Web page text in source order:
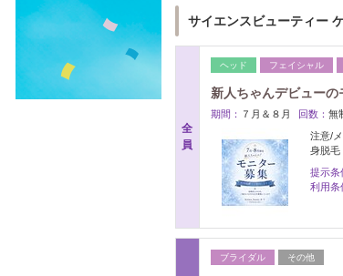
サイエンスビューティー
全
員
ヘッド フェイシャル
新人ちゃんデビューの
期間： ７月＆８月 回数： 無
注意/
身脱
提示条
利用条
ブライダル その他